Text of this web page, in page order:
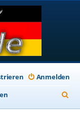
Anmelden
u